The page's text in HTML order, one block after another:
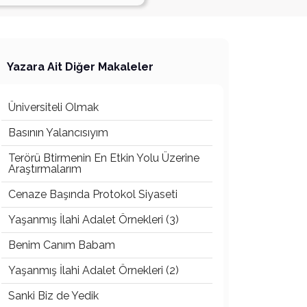
Yazara Ait Diğer Makaleler
Üniversiteli Olmak
Basının Yalancısıyım
Terörü Btirmenin En Etkin Yolu Üzerine
Araştırmalarım
Cenaze Başında Protokol Siyaseti
Yaşanmış İlahi Adalet Örnekleri (3)
Benim Canım Babam
Yaşanmış İlahi Adalet Örnekleri (2)
Sanki Biz de Yedik